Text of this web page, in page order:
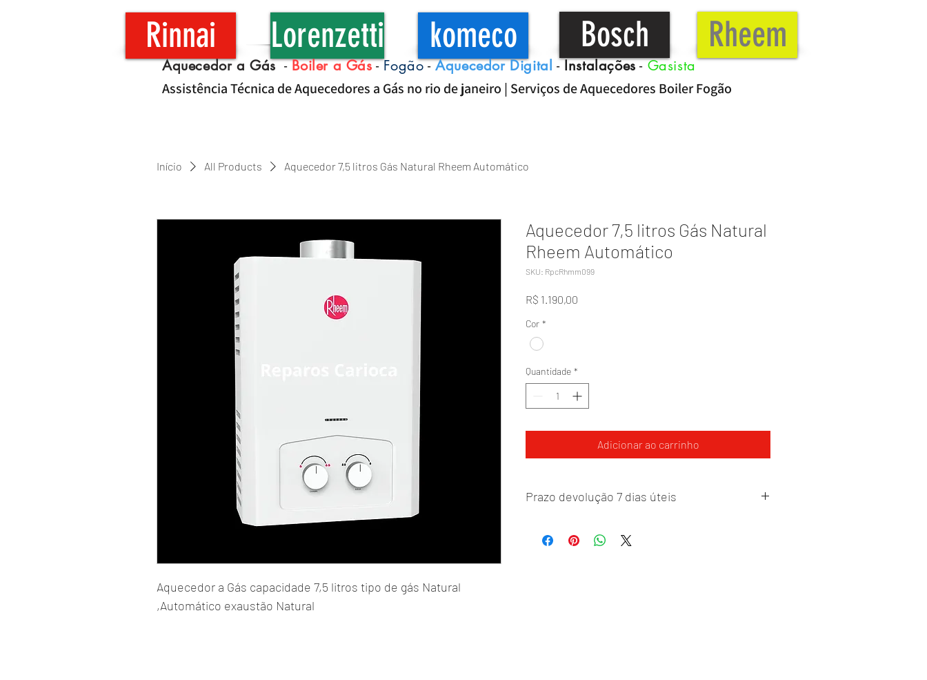
Rinnai Lorenzetti komeco Bosch Rheem
Aquecedor a Gás-Boiler a Gás-Fogão-Aquecedor Digital -Instalações-Gasista
Assistência Técnica de Aquecedores a Gás no rio de janeiro | Serviços de Aquecedores Boiler Fogão
Início All Products Aquecedor 7,5 litros Gás Natural Rheem Automático
Aquecedor a Gás capacidade 7,5 litros tipo de gás Natural
,Automático exaustão Natural
Aquecedor 7,5 litros Gás Natural
Rheem Automático
SKU: RpcRhmm099
R$ 1.190,00
Cor *
Quantidade *
Adicionar ao carrinho
Prazo devolução 7 dias úteis
embalagem original .